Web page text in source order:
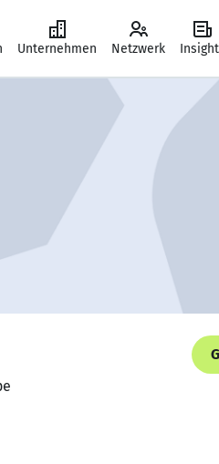
Unternehmen Netzwerk